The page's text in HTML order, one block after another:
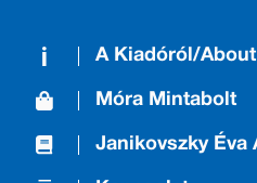
A Kiadóról/
Móra Mintabolt
Janikovszky Éva